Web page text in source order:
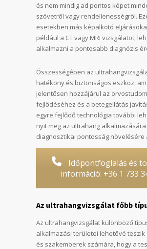
és nem mindig ad pontos képet
szövetről vagy rendellenességről.
esetekben más képalkotó
például a CT vagy MRI vizsgálatot,
alkalmazni a pontosabb diagnózis
Összességében az
hatékony és biztonságos eszköz,
jelentősen hozzájárul az
fejlődéséhez és a betegellátás
egyre fejlődő technológia további
nyit meg az ultrahang alkalmazására
diagnosztikai pontosság növelésére
Időpontfoglalás és
információ: +36 1 733
Az ultrahangvizsgálat főbb
Az ultrahangvizsgálat különböző
alkalmazási területei lehetővé teszik
és szakemberek számára, hogy a